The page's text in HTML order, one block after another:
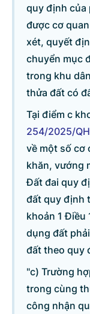
Danh sách câu
Câu hỏi xem
Câu hỏi chờ trả
Hỏi đáp về
Hỏi đáp về
Câu hỏi
© CỔNG
quy định của
được cơ
xét, quyết
chuyển mục
trong khu
thửa đất có
Tại điểm c
254/2025/
về một số cơ
khăn, vướng
Đất đai quy
đất quy định
khoản 1 Điều
dụng đất
đất theo quy
"c) Trường
trong cùng
công nhận